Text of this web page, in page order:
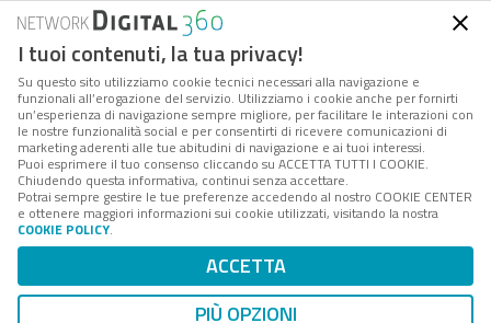
Forumpa.itè una pubblicazione telematica iscritta
presso Registro della stampa del Tribunale di Roma -
Reg. n. 182 del 2 maggio 2008 - Direttore resp. Michela
Stentella
FPA s.r.l. è società soggetta a Direzione e
Coordinamento da parte di Digital360 S.p.A. - FPA s.r.l.
è un'azienda certificata per il sistema di management
Codice Fiscale/Partita IVA n. 10693191008 - R.E.A. Roma
n. 1249791. ISP AWS
Mappa del sito
I tuoi contenuti, la tua privacy!
Su questo sito utilizziamo cookie tecnici necessari alla navigazione e
funzionali all’erogazione del servizio. Utilizziamo i cookie anche per fornirti
un’esperienza di navigazione sempre migliore, per facilitare le interazioni con
le nostre funzionalità social e per consentirti di ricevere comunicazioni di
marketing aderenti alle tue abitudini di navigazione e ai tuoi interessi.
Puoi esprimere il tuo consenso cliccando su ACCETTA TUTTI I COOKIE.
Chiudendo questa informativa, continui senza accettare.
Potrai sempre gestire le tue preferenze accedendo al nostro COOKIE CENTER
e ottenere maggiori informazioni sui cookie utilizzati, visitando la nostra
COOKIE POLICY.
ACCETTA
PIÙ OPZIONI